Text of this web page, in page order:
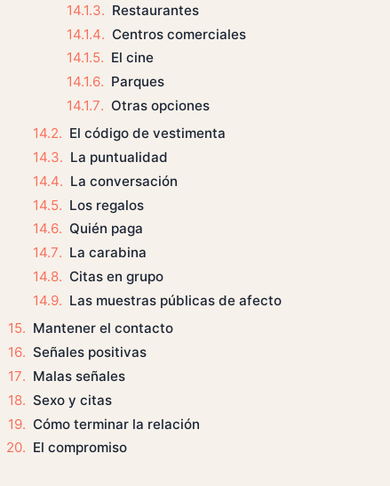
Restaurantes
Centros comerciales
El cine
Parques
Otras opciones
El código de vestimenta
La puntualidad
La conversación
Los regalos
Quién paga
La carabina
Citas en grupo
Las muestras públicas de afecto
Mantener el contacto
Señales positivas
Malas señales
Sexo y citas
Cómo terminar la relación
El compromiso